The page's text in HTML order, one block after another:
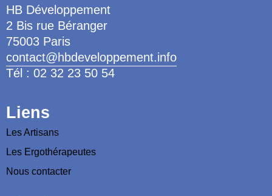
HB Développement
2 Bis rue Béranger
75003 Paris
contact@hbdeveloppement.info
Tél : 02 32 23 50 54
Liens
Les Artisans
Les Ergothérapeutes
Nous contacter